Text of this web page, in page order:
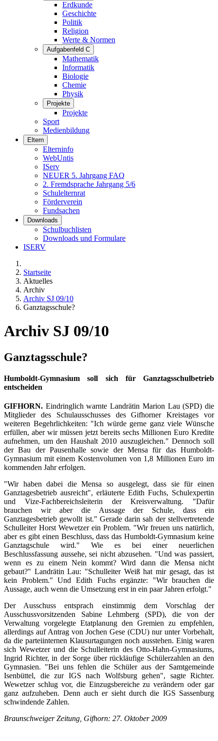
Erdkunde
Geschichte
Politik
Religion
Werte & Normen
Aufgabenfeld C
Mathematik
Informatik
Biologie
Chemie
Physik
Projekte
Projekte
Sport
Medienbildung
Eltern
Elterninfo
WebUntis
IServ
NEUER 5. Jahrgang FAQ
2. Fremdsprache Jahrgang 5/6
Schulelternrat
Förderverein
Fundsachen
Downloads
Schulbuchlisten
Downloads und Formulare
ISERV
Startseite
Aktuelles
Archiv
Archiv SJ 09/10
Ganztagsschule?
Archiv SJ 09/10
Ganztagsschule?
Humboldt-Gymnasium soll sich für Ganztagsschulbetrieb
entscheiden
GIFHORN. Eindringlich warnte Landrätin Marion Lau (SPD) die
Mitglieder des Schulausschusses des Gifhorner Kreistages vor
weiteren Begehrlichkeiten: "Ich würde gerne ganz viele Wünsche
erfüllen, aber wir müssen jetzt bereits sechs Millionen Euro Kredite
aufnehmen, um den Haushalt 2010 auszugleichen." Dennoch soll
der Bau der Pausenhalle sowie der Mensa für das Humboldt-
Gymnasium mit einem Kostenvolumen von 1,8 Millionen Euro im
kommenden Jahr erfolgen.
"Wir haben dabei die Mensa so ausgelegt, dass sie für einen
Ganztagesbetrieb ausreicht", erläuterte Edith Fuchs, Schulexpertin
und Vize-Fachbereichsleiterin der Kreisverwaltung. "Dafür
brauchen wir aber die Aussage der Schule, dass ein
Ganztagesbetrieb gewollt ist." Gerade darin sah der stellvertretende
Schulleiter Horst Wewetzer ein Problem. "Wir freuen uns natürlich,
aber es gibt einen Beschluss, dass das Humboldt-Gymnasium keine
Ganztagschule wird." Wie es bei einer neuerlichen
Beschlussfassung aussehe, sei nicht abzusehen. "Und was passiert,
wenn es zu einem Nein kommt? Wird dann die Mensa nicht
gebaut?" Landrätin Lau: "Schulleiter Weiß hat mir gesagt, das ist
kein Problem." Und Edith Fuchs ergänzte: "Wir brauchen die
Aussage, auch wenn die Umsetzung erst in ein paar Jahren erfolgt."
Der Ausschuss entsprach einstimmig dem Vorschlag der
Ausschussvorsitzenden Sabine Lehmberg (SPD), die von der
Verwaltung vorgelegte Etatplanung den Gremien zu empfehlen,
allerdings auf Antrag von Jochen Gese (CDU) nur unter Vorbehalt,
da die parteiinternen Klausurtagungen noch ausstehen. Einig waren
sich Wewetzer und die Schulleiterin des Otto-Hahn-Gymnasiums,
Ingrid Richter, in der Sorge über rückläufige Schülerzahlen an den
Gymnasien. "Bei uns fehlen die Schüler aus der Samtgemeinde
Isenbüttel, die zur IGS nach Wolfsburg gehen", sagte Richter.
Wewetzer schlug vor, die Einzugsbereiche zu verändern oder gar
ganz aufzuheben. Denn auch er sieht durch die IGS Sassenburg
schwindende Zahlen.
Braunschweiger Zeitung, Gifhorn: 27. Oktober 2009